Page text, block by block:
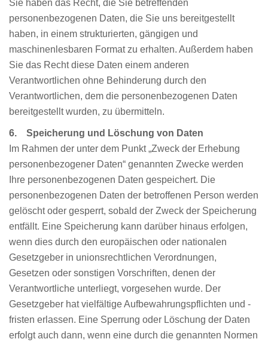
Sie haben das Recht, die Sie betreffenden
personenbezogenen Daten, die Sie uns bereitgestellt
haben, in einem strukturierten, gängigen und
maschinenlesbaren Format zu erhalten. Außerdem haben
Sie das Recht diese Daten einem anderen
Verantwortlichen ohne Behinderung durch den
Verantwortlichen, dem die personenbezogenen Daten
bereitgestellt wurden, zu übermitteln.
6. Speicherung und Löschung von Daten
Im Rahmen der unter dem Punkt „Zweck der Erhebung
personenbezogener Daten“ genannten Zwecke werden
Ihre personenbezogenen Daten gespeichert. Die
personenbezogenen Daten der betroffenen Person werden
gelöscht oder gesperrt, sobald der Zweck der Speicherung
entfällt. Eine Speicherung kann darüber hinaus erfolgen,
wenn dies durch den europäischen oder nationalen
Gesetzgeber in unionsrechtlichen Verordnungen,
Gesetzen oder sonstigen Vorschriften, denen der
Verantwortliche unterliegt, vorgesehen wurde. Der
Gesetzgeber hat vielfältige Aufbewahrungspflichten und -
fristen erlassen. Eine Sperrung oder Löschung der Daten
erfolgt auch dann, wenn eine durch die genannten Normen